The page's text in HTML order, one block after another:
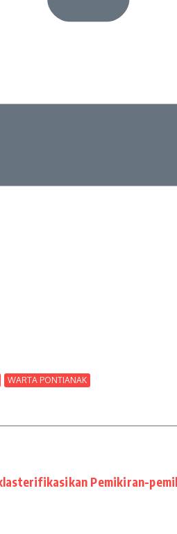
WARTA PONTIANAK
Pemikiran-